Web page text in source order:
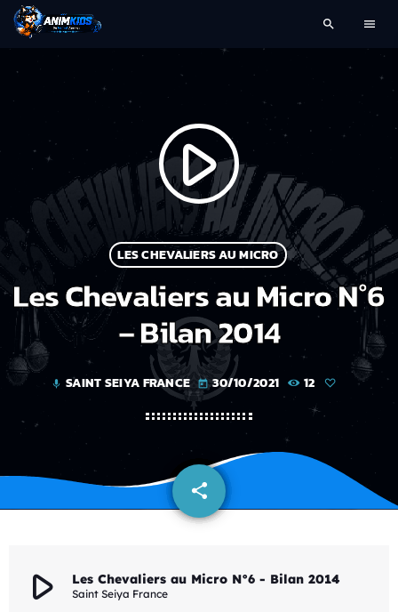
search menu
play_arrow
LES CHEVALIERS AU MICRO
Les Chevaliers au Micro N°6
– Bilan 2014
mic SAINT SEIYA FRANCE today 30/10/2021 12
share
email
play_arrow Les Chevaliers au Micro N°6 - Bilan 2014
Saint Seiya France